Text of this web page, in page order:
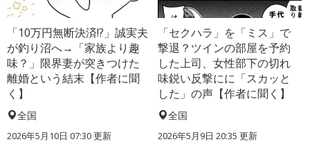
「10万円無断決済!?」誠実夫
が釣り沼へ→「家族より趣
味？」限界妻が突きつけた
離婚という結末【作者に聞
く】
全国
2026年5月10日 07:30 更新
「セクハラ」を「ミス」で
撃退？ツインの部屋を予約
した上司、女性部下の切れ
味鋭い反撃にに「スカッと
した」の声【作者に聞く】
全国
2026年5月9日 20:35 更新